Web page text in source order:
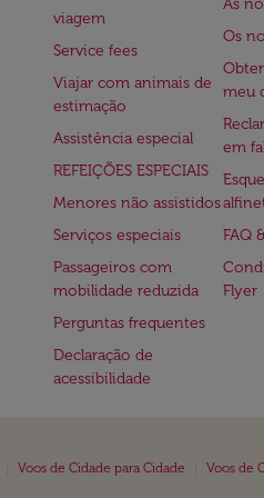
viagem
Service fees
Viajar com animais de
estimação
Assistência especial
REFEIÇÕES ESPECIAIS
Menores não assistidos
Serviços especiais
Passageiros com
mobilidade reduzida
Perguntas frequentes
Declaração de
acessibilidade
As
Os
meu
em
FAQ
Flyer
Voos de Cidade para Cidade Voos de